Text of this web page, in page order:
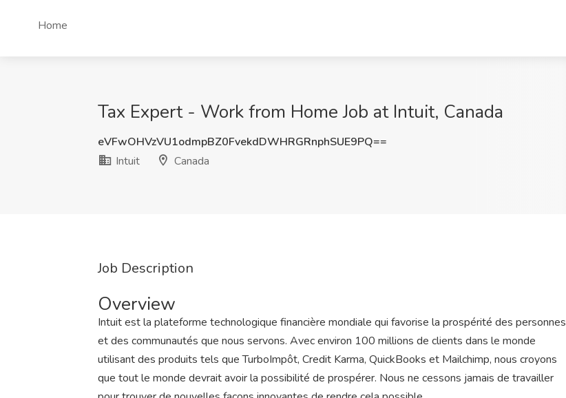
Home
Tax Expert - Work from Home Job at Intuit, Canada
eVFwOHVzVU1odmpBZ0FvekdDWHRGRnphSUE9PQ==
Intuit
Canada
Job Description
Overview
Intuit est la plateforme technologique financière mondiale qui favorise la prospérité des personnes
et des communautés que nous servons. Avec environ 100 millions de clients dans le monde
utilisant des produits tels que TurboImpôt, Credit Karma, QuickBooks et Mailchimp, nous croyons
que tout le monde devrait avoir la possibilité de prospérer. Nous ne cessons jamais de travailler